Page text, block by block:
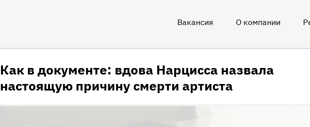
Вакансия О компании
Как в документе: вдова Нарцисса назвала
настоящую причину смерти артиста